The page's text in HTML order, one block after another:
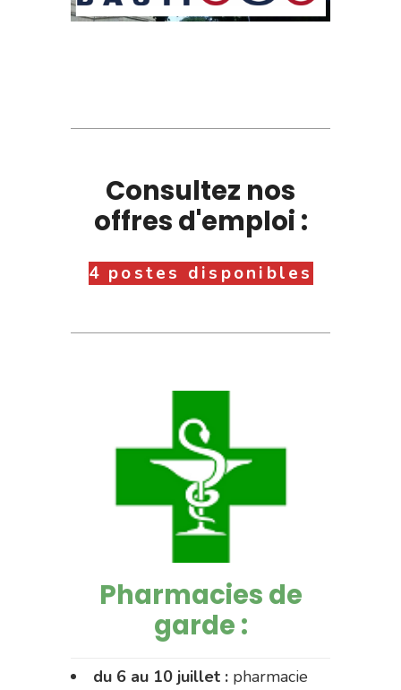
Consultez nos
offres d'emploi :
4 postes disponibles
Pharmacies de
garde :
du 6 au 10 juillet : pharmacie